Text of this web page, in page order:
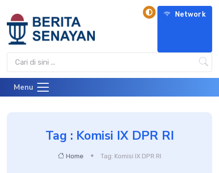
Network
Menu
Tag : Komisi IX DPR RI
Home Tag: Komisi IX DPR RI